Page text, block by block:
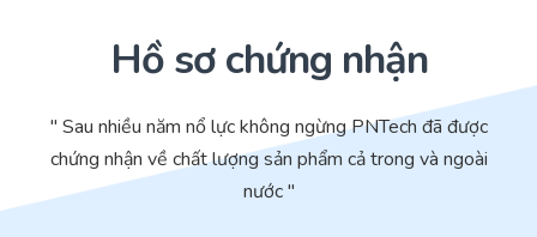
Hồ sơ chứng nhận
" Sau nhiều năm nổ lực không ngừng PNTech đã được
chứng nhận về chất lượng sản phẩm cả trong và ngoài
nước "